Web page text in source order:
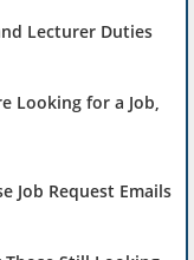
Lecturer Duties
Looking for a Job,
Job Request Emails